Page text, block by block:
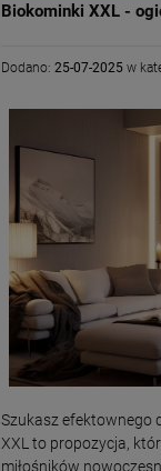
Biokominki XXL -
Dodano:25-07-2025 w
Szukasz efektownego
XXL to propozycja,
miłośników